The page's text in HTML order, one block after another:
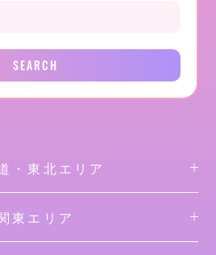
SEARCH
・東北エリア
東エリア